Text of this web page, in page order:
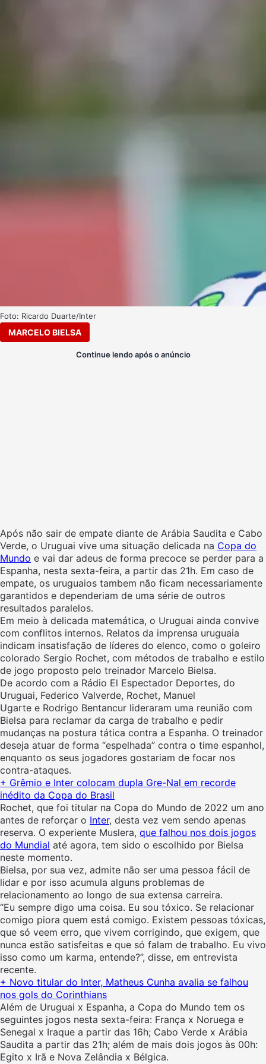
Foto: Ricardo Duarte/Inter
MARCELO BIELSA
Continue lendo após o anúncio
Após não sair de empate diante de Arábia Saudita e Cabo
Verde, o Uruguai vive uma situação delicada na Copa do
Mundo e vai dar adeus de forma precoce se perder para a
Espanha, nesta sexta-feira, a partir das 21h. Em caso de
empate, os uruguaios tambem não ficam necessariamente
garantidos e dependeriam de uma série de outros
resultados paralelos.
Em meio à delicada matemática, o Uruguai ainda convive
com conflitos internos. Relatos da imprensa uruguaia
indicam insatisfação de líderes do elenco, como o goleiro
colorado Sergio Rochet, com métodos de trabalho e estilo
de jogo proposto pelo treinador Marcelo Bielsa.
De acordo com a Rádio El Espectador Deportes, do
Uruguai, Federico Valverde, Rochet, Manuel
Ugarte e Rodrigo Bentancur lideraram uma reunião com
Bielsa para reclamar da carga de trabalho e pedir
mudanças na postura tática contra a Espanha. O treinador
deseja atuar de forma “espelhada” contra o time espanhol,
enquanto os seus jogadores gostariam de focar nos
contra-ataques.
+ Grêmio e Inter colocam dupla Gre-Nal em recorde
inédito da Copa do Brasil
Rochet, que foi titular na Copa do Mundo de 2022 um ano
antes de reforçar o Inter, desta vez vem sendo apenas
reserva. O experiente Muslera, que falhou nos dois jogos
do Mundial até agora, tem sido o escolhido por Bielsa
neste momento.
Bielsa, por sua vez, admite não ser uma pessoa fácil de
lidar e por isso acumula alguns problemas de
relacionamento ao longo de sua extensa carreira.
“Eu sempre digo uma coisa. Eu sou tóxico. Se relacionar
comigo piora quem está comigo. Existem pessoas tóxicas,
que só veem erro, que vivem corrigindo, que exigem, que
nunca estão satisfeitas e que só falam de trabalho. Eu vivo
isso como um karma, entende?”, disse, em entrevista
recente.
+ Novo titular do Inter, Matheus Cunha avalia se falhou
nos gols do Corinthians
Além de Uruguai x Espanha, a Copa do Mundo tem os
seguintes jogos nesta sexta-feira: França x Noruega e
Senegal x Iraque a partir das 16h; Cabo Verde x Arábia
Saudita a partir das 21h; além de mais dois jogos às 00h:
Egito x Irã e Nova Zelândia x Bélgica.